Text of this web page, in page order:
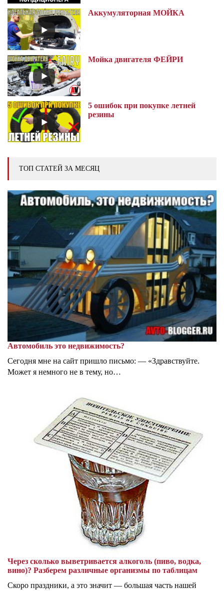
Аккумуляторная МОЙКА
Мойка двигателя ФЕЙРИ
5 ошибок при покупке летней
резины
ТОП СТАТЕЙ ЗА МЕСЯЦ
Автомобиль это недвижимость?
Сегодня мне на сайт пришло письмо: — «Здравствуйте.
Может я немного не в тему, но…
Через сколько выветривается алкоголь (пиво, водка,
вино)? Разберем различные организмы по таблицам
Скоро праздники, а это значит — большая часть нашей